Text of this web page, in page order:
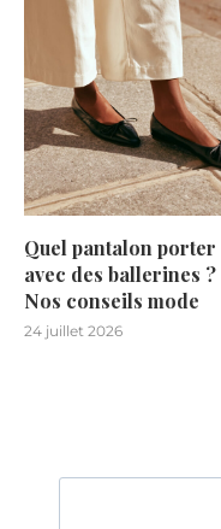
Quel pantalon porter
avec des ballerines ?
Nos conseils mode
24 juillet 2026